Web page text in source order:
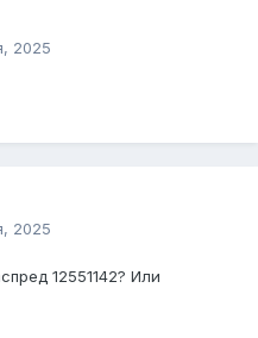
2025
2025
12551142? Или